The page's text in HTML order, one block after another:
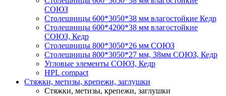
СОЮЗ
Столешницы 600*3050*38 мм влагостойкие Кедр
Столешницы 600*4200*38 мм влагостойкие
СОЮЗ, Кедр
Столешницы 800*3050*26 мм СОЮЗ
Столешницы 800*3050*27 мм, 38мм СОЮЗ, Кедр
Угловые элементы СОЮЗ, Кедр
HPL compact
Стяжки, метизы, крепежи, заглушки
Стяжки, метизы, крепежи, заглушки